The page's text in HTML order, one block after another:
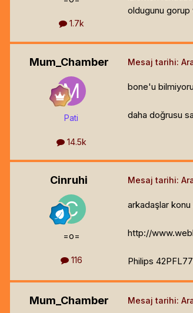
1.7k
oldugunu
Mum_Chamber
Pati
14.5k
Mesaj tarihi:
bone'u
daha doğrusu
Cinruhi
=o=
116
Mesaj tarihi:
arkadaşlar
http://
Philips
Mum_Chamber Mesaj tarihi: